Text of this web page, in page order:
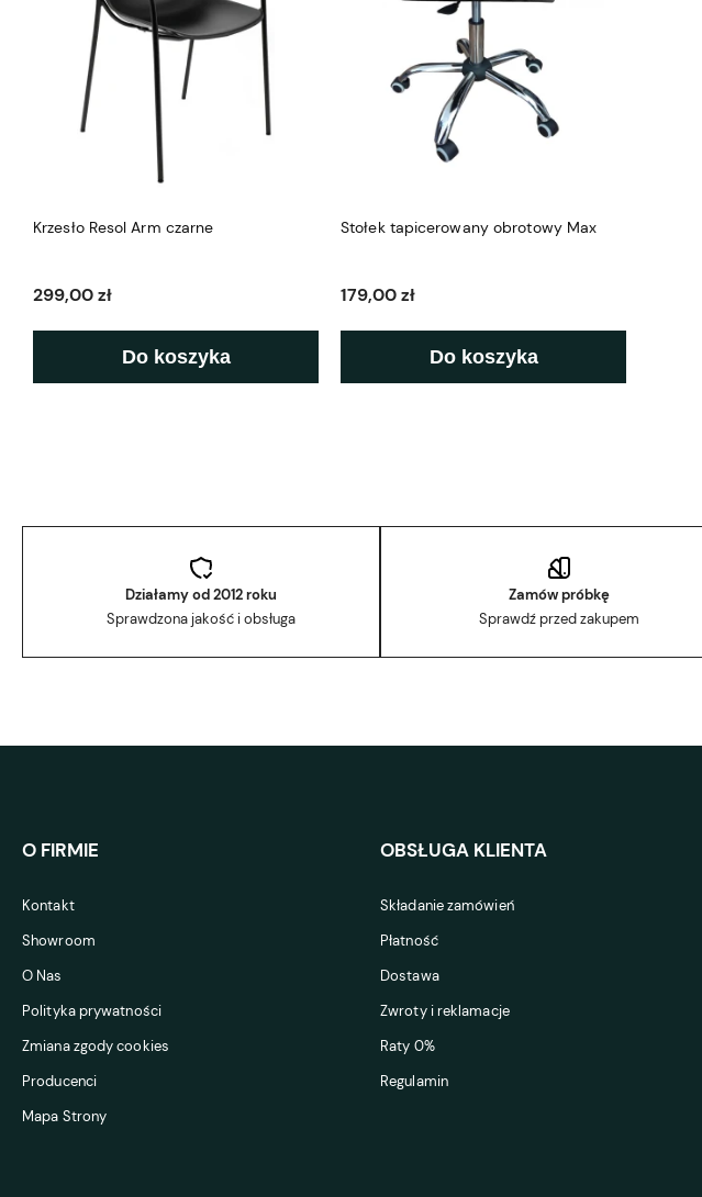
Krzesło Resol Arm czarne
299,00 zł
Do koszyka
Stołek tapicerowany obrotowy Max
179,00 zł
Do koszyka
Działamy od 2012 roku
Sprawdzona jakość i obsługa
Zamów próbkę
Sprawdź przed zakupem
O FIRMIE
Kontakt
Showroom
O Nas
Polityka prywatności
Zmiana zgody cookies
Producenci
Mapa Strony
OBSŁUGA KLIENTA
Składanie zamówień
Płatność
Dostawa
Zwroty i reklamacje
Raty 0%
Regulamin